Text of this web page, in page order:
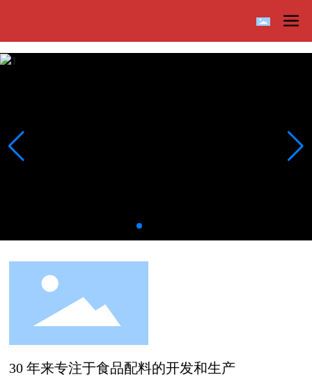
30 年来专注于食品配料的开发和生产